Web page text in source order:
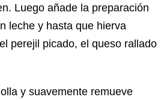
Luego añade la preparación
leche y hasta que hierva
perejil picado, el queso rallado
y suavemente remueve